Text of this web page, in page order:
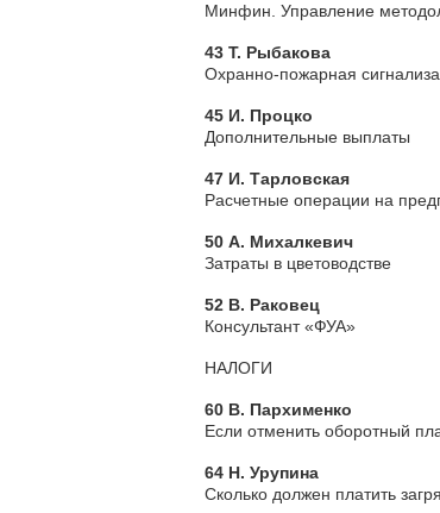
Минфин. Управление
43 Т. Рыбакова
Охранно-пожарная
45 И. Процко
Дополнительные выплаты
47 И. Тарловская
Расчетные операции на
50 А. Михалкевич
Затраты в цветоводстве
52 В. Раковец
Консультант «ФУА»
НАЛОГИ
60 В. Пархименко
Если отменить оборотный
64 Н. Урупина
Сколько должен платить